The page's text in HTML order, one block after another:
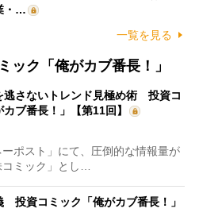
・…
一覧を見る
ック「俺がカブ番長！」
逃さないトレンド見極め術 投資コ
カブ番長！」【第11回】
ポスト」にて、圧倒的な情報量が
ミック」とし…
投資コミック「俺がカブ番長！」